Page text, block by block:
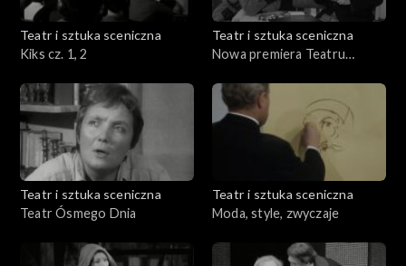
Teatr i sztuka sceniczna
Kiks cz. 1, 2
Teatr i sztuka sceniczna
Nowa premiera Teatru
Teatr i sztuka sceniczna
Teatr Ósmego Dnia
Teatr i sztuka sceniczna
Moda, style, zwyczaje